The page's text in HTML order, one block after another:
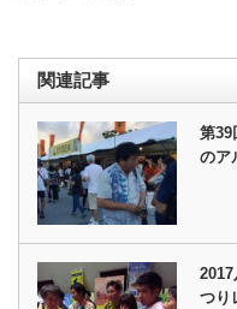
関連記事
第39
のア
つり